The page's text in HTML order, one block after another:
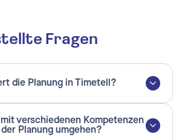
Fragen
die Planung in Timetell?
verschiedenen Kompetenzen
Planung umgehen?